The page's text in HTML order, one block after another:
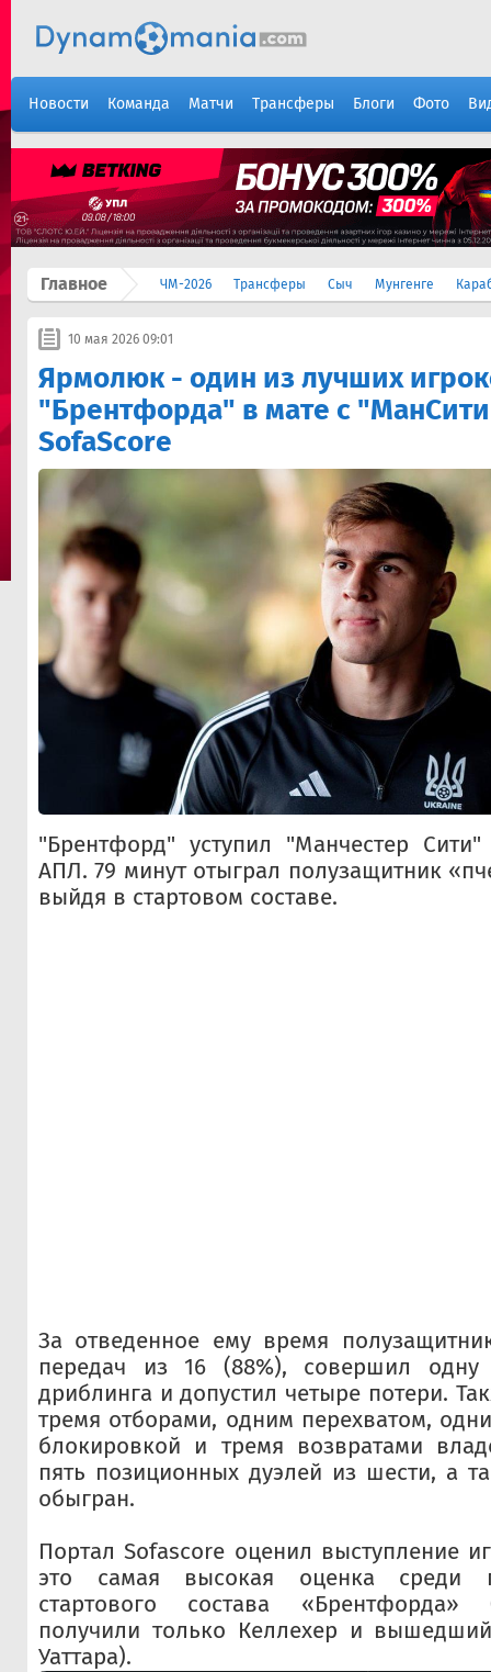
Новости Команда Матчи Трансферы Блоги Фото
Главное ЧМ-2026 Трансферы Сыч Мунгенге
10 мая 2026 09:01
Ярмолюк - один из лучших
"Брентфорда" в мате с
SofaScore
"Брентфорд" уступил "Манчестер
АПЛ. 79 минут отыграл полузащитник
выйдя в стартовом составе.
За отведенное ему время
передач из 16 (88%), совершил одну
дриблинга и допустил четыре потери.
тремя отборами, одним перехватом,
блокировкой и тремя возвратами
пять позиционных дуэлей из шести, а
обыгран.
Портал Sofascore оценил выступление
это самая высокая оценка среди
стартового состава
получили только Келлехер и
Уаттара).